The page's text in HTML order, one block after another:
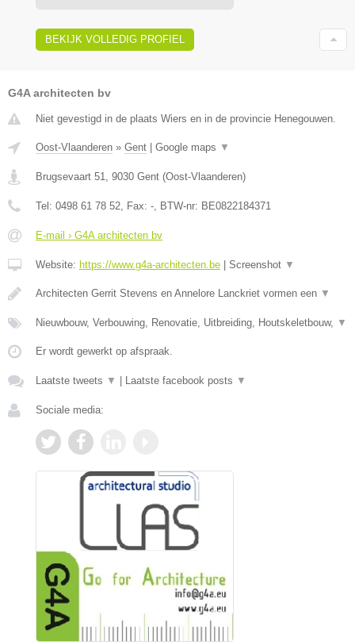
BEKIJK VOLLEDIG PROFIEL
G4A architecten bv
Niet gevestigd in de plaats Wiers en in de provincie Henegouwen.
Oost-Vlaanderen » Gent Google maps ▼
Brugsevaart 51 9030 Gent (Oost-Vlaanderen)
Tel: 0498 61 78 52 , Fax: - , BTW-nr: BE0822184371
E-mail › G4A architecten bv
Website: https://www.g4a-architecten.be Screenshot ▼
Architecten Gerrit Stevens en Annelore Lanckriet vormen een ▼
Nieuwbouw, Verbouwing, Renovatie, Uitbreiding, Houtskeletbouw, ▼
Er wordt gewerkt op afspraak.
Laatste tweets ▼ Laatste facebook posts ▼
Sociale media: